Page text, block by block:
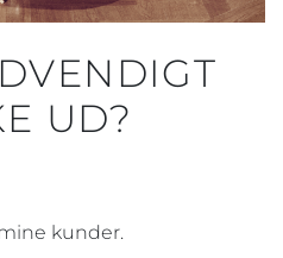
UD?
kunder.